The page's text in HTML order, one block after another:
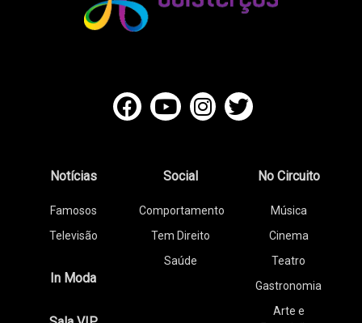
Notícias
Famosos
Televisão
In Moda
Social
Comportamento
Tem Direito
Saúde
No Circuito
Música
Cinema
Teatro
Gastronomia
Arte e